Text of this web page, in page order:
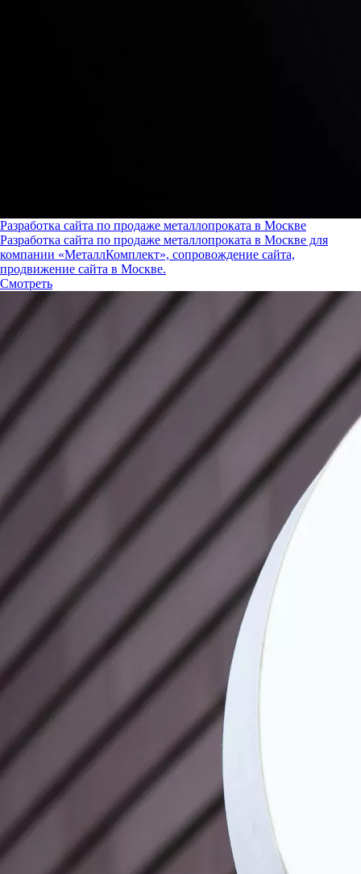
Разработка сайта по продаже металлопроката в Москве
Разработка сайта по продаже металлопроката в Москве для
компании «МеталлКомплект», сопровождение сайта,
продвижение сайта в Москве.
Смотреть